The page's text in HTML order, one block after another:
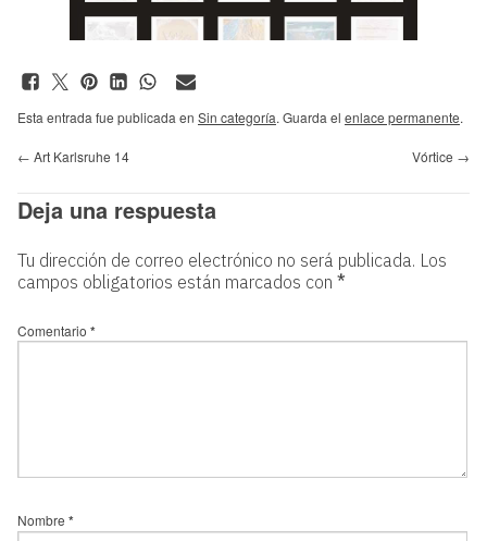
Esta entrada fue publicada en Sin categoría. Guarda el enlace permanente.
← Art Karlsruhe 14 Vórtice →
Deja una respuesta
Tu dirección de correo electrónico no será publicada. Los
campos obligatorios están marcados con *
Comentario *
Nombre *